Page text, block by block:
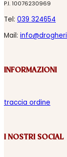
P.I. 10076230969
Tel: 039 324654
Mail:
INFORMAZIONI
traccia ordine
I NOSTRI SOCIAL